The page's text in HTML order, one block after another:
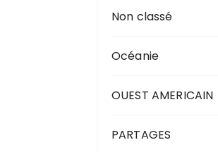
Non classé
Océanie
OUEST AMERICAIN
PARTAGES